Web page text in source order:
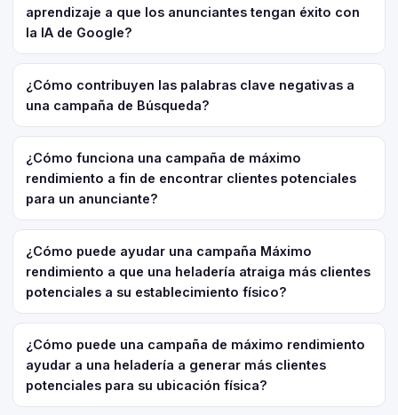
aprendizaje a que los anunciantes tengan éxito con
la IA de Google?
¿Cómo contribuyen las palabras clave negativas a
una campaña de Búsqueda?
¿Cómo funciona una campaña de máximo
rendimiento a fin de encontrar clientes potenciales
para un anunciante?
¿Cómo puede ayudar una campaña Máximo
rendimiento a que una heladería atraiga más clientes
potenciales a su establecimiento físico?
¿Cómo puede una campaña de máximo rendimiento
ayudar a una heladería a generar más clientes
potenciales para su ubicación física?